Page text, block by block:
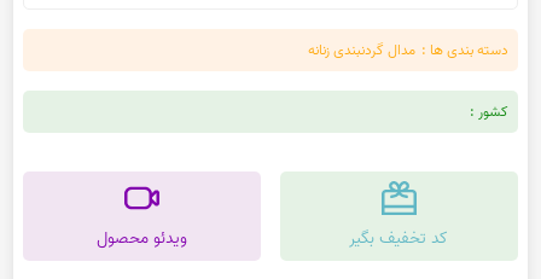
دسته بندی ها : مدال گردنبندی زنانه
کشور :
کد تخفیف بگیر ویدئو محصول